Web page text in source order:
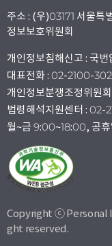
주소 : (우)03171 서울특
정보보호위원회
개인정보침해신고 : 국번
대표전화 : 02-2100-
개인정보분쟁조정위원
법령해석지원센터 :
월~금 9:00~18:00, 공휴
Copyright ⓒ Personal
ght reserved.